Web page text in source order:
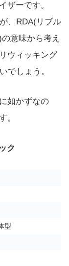
ザーです。
、RDA(リブル
意味から考え
ウィッキング
でしょう。
如かずなの
。
ク
型